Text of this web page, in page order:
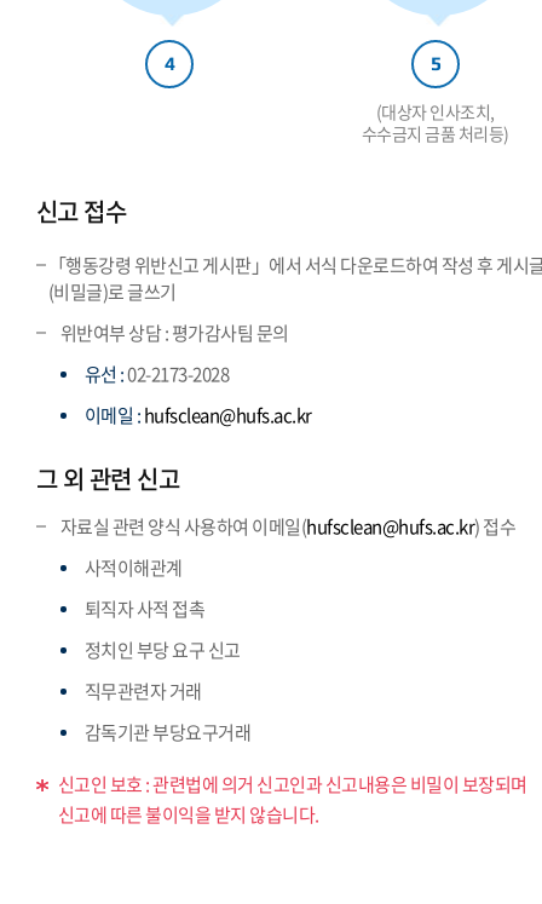
4 5
(대상자 인사조치,
수수금지 금품 처리등)
신고 접수
「행동강령 위반신고 게시판」에서 서식 다운로드하여 작성 후 게시
(비밀글)로 글쓰기
위반여부 상담 : 평가감사팀 문의
유선 :02-2173-2028
이메일 :hufsclean@hufs.ac.kr
그 외 관련 신고
자료실 관련 양식 사용하여 이메일(hufsclean@hufs.ac.kr) 접수
사적이해관계
퇴직자 사적 접촉
정치인 부당 요구 신고
직무관련자 거래
감독기관 부당요구거래
신고인 보호 : 관련법에 의거 신고인과 신고내용은 비밀이 보장되며
신고에 따른 불이익을 받지 않습니다.